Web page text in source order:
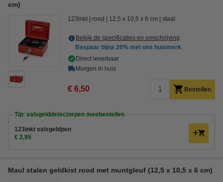
cm)
123inkt rood 12,5 x 10,5 x 6 cm staal
Bekijk de specificaties en omschrijving
Bespaar bijna 20% met ons huismerk
Direct leverbaar
Morgen in huis
€ 6,50 Bestellen
Tip: valsgelddetectorpen meebestellen
123inkt valsgeldpen
€ 2,95
Maul stalen geldkist rood met muntgleuf (12,5 x 10,5 x 6 cm)